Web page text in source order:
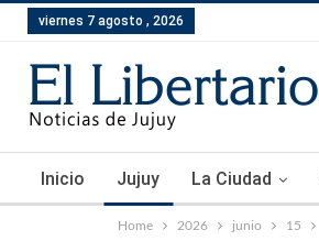
viernes 7 agosto , 2026
Inicio Jujuy La Ciudad
Home 2026 junio 15